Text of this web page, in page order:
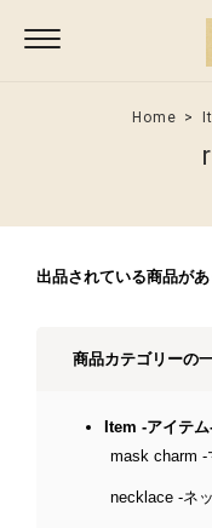
Home
出品されている商品があ
商品カテゴリーの
Item -アイテム
mask charm -
necklace -ネ